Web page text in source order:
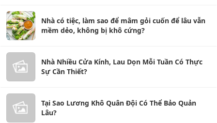
Nhà có tiệc, làm sao để mâm gỏi cuốn để lâu vẫn
mềm dẻo, không bị khô cứng?
Nhà Nhiều Cửa Kính, Lau Dọn Mỗi Tuần Có Thực
Sự Cần Thiết?
Tại Sao Lương Khô Quân Đội Có Thể Bảo Quản
Lâu?